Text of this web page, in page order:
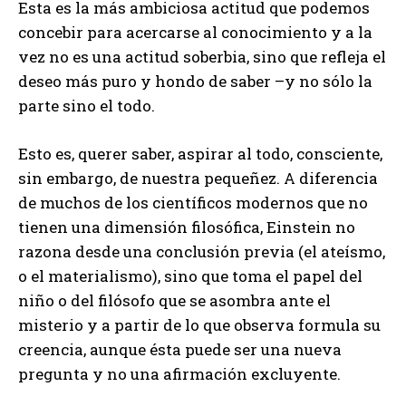
Esta es la más ambiciosa actitud que podemos
concebir para acercarse al conocimiento y a la
vez no es una actitud soberbia, sino que refleja el
deseo más puro y hondo de saber –y no sólo la
parte sino el todo.
Esto es, querer saber, aspirar al todo, consciente,
sin embargo, de nuestra pequeñez. A diferencia
de muchos de los científicos modernos que no
tienen una dimensión filosófica, Einstein no
razona desde una conclusión previa (el ateísmo,
o el materialismo), sino que toma el papel del
niño o del filósofo que se asombra ante el
misterio y a partir de lo que observa formula su
creencia, aunque ésta puede ser una nueva
pregunta y no una afirmación excluyente.